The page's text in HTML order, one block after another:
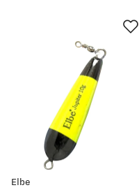
Elbe